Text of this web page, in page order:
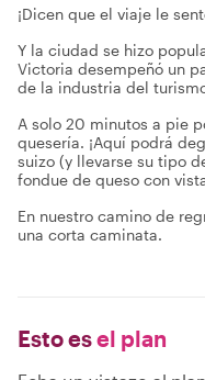
¡Dicen que el viaje le
Y la ciudad se hizo
Victoria desempeñó un
de la industria del
A solo 20 minutos a pie
quesería. ¡Aquí podrá
suizo (y llevarse su tipo
fondue de queso con
En nuestro camino de
una corta caminata.
Esto esel plan